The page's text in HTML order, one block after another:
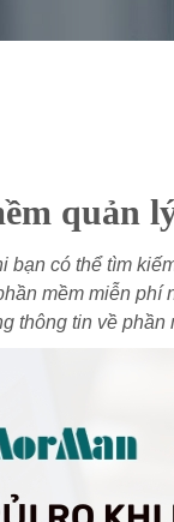
quản
bạn có thể tìm
mềm miễn phí
thông tin về